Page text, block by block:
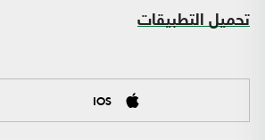
تحميل التطبيقات
IOS